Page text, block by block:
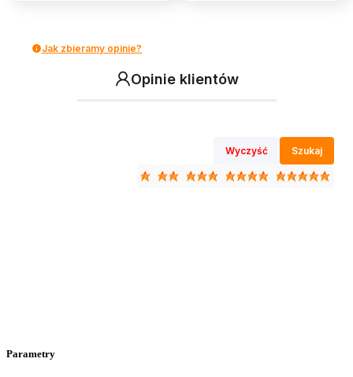
Jak zbieramy opinie?
Opinie klientów
Wyczyść Szukaj
Parametry